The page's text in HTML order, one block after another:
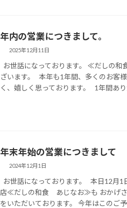
年内の営業につきまして。
2025年12月11日
お世話になっております。 ≪だしの
ざいます。 本年も1年間、多くのお客
く、嬉しく思っております。 1年間あ
年末年始の営業につきまして
2024年12月1日
お世話になっております。 本日12月
店≪だしの和食 あじなお≫も おかげさ
をいただいております。 今年はこのご